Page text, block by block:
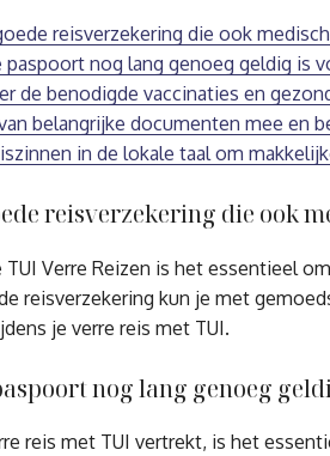
reisverzekering die ook
nog lang genoeg geldig is
de benodigde vaccinaties en
belangrijke documenten mee en
in de lokale taal om
reisverzekering die ook
TUI Verre Reizen is het essentieel
reisverzekering kun je met
je verre reis met TUI.
nog lang genoeg
reis met TUI vertrekt, is het